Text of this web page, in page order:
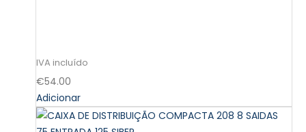
€54.00
Adicionar